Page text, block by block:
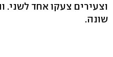
וצעירים צעקו אחד לשני.
שונה.